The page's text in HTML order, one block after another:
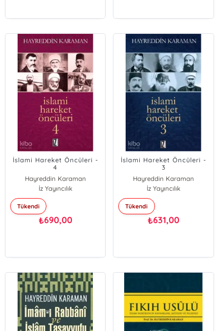
İslami Hareket Öncüleri -
4
Hayreddin Karaman
İz Yayıncılık
Tükendi
₺690,00
İslami Hareket Öncüleri -
3
Hayreddin Karaman
İz Yayıncılık
Tükendi
₺631,00